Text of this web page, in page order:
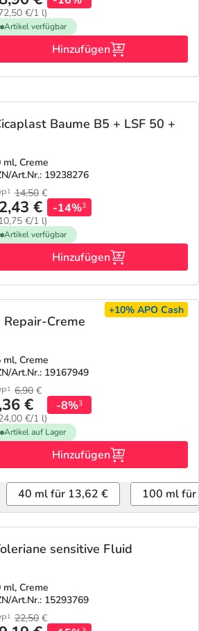
€/1 l)
Artikel verfügbar
Hinzufügen
Baume B5 + LSF 50 +
ml, Creme
Art.Nr.: 19238276
1 14,50 €
€
€/1 l)
-14%3
Artikel verfügbar
Hinzufügen
Creme
+10% APO Cash
ml, Creme
Art.Nr.: 19167949
1 6,90 €
€
€/1 l)
-8%3
Artikel auf Lager
Hinzufügen
40 ml für 13,62 € 100 ml
sensitive Fluid
ml, Creme
Art.Nr.: 15293769
1 22,50 €